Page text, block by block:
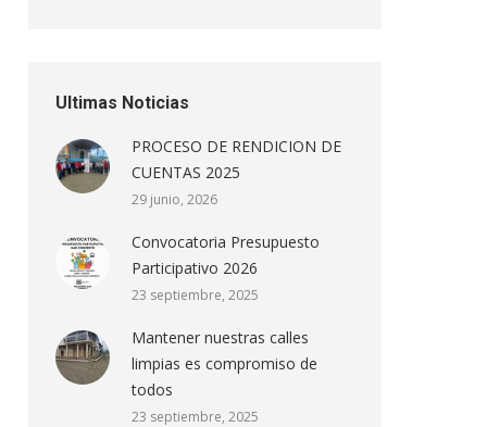
Ultimas Noticias
PROCESO DE RENDICION DE
CUENTAS 2025
29 junio, 2026
Convocatoria Presupuesto
Participativo 2026
23 septiembre, 2025
Mantener nuestras calles
limpias es compromiso de
todos
23 septiembre, 2025